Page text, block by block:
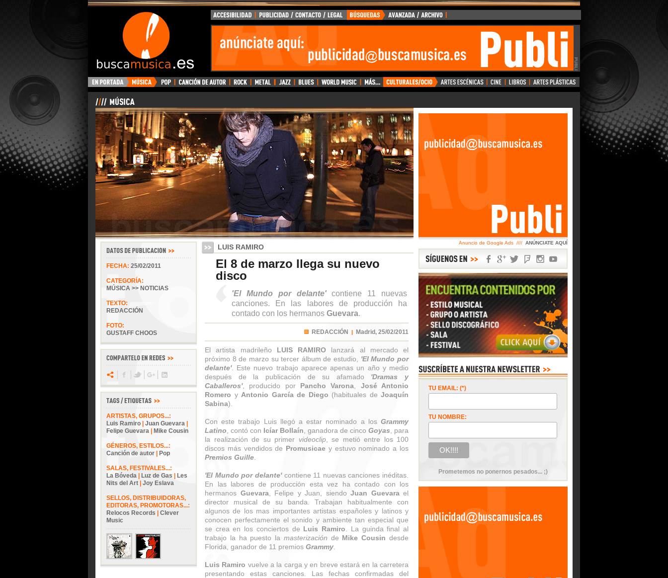
BuscaMusica.es
FECHA: 25/02/2011
CATEGORÍA:
MÚSICA >> NOTICIAS
TEXTO:
REDACCIÓN
FOTO:
GUSTAFF CHOOS
ARTISTAS, GRUPOS...:
Luis Ramiro
Juan Guevara
Felipe Guevara
Mike Cousin
GÉNEROS, ESTILOS...:
Canción de autor
Pop
SALAS, FESTIVALES...:
La Bóveda
Luz de Gas
Les
Nits del Art
Joy Eslava
SELLOS, DISTRIBUIDORAS,
EDITORAS, PROMOTORAS...:
Relocos Records
Clever
Music
LUIS RAMIRO
El 8 de marzo llega su nuevo
disco
'El Mundo por delante'contiene 11 nuevas
canciones. En las labores de producción ha
contado con los hermanos Guevara.
REDACCIÓN | Madrid, 25/02/2011
El artista madrileño LUIS RAMIRO lanzará al mercado el
próximo 8 de marzo su tercer álbum de estudio, 'El Mundo por
delante'. Este nuevo trabajo aparece apenas un año y medio
después de la publicación de su afamado 'Dramas y
Caballeros', producido por Pancho Varona
José Antonio
Romero y Antonio García de Diego (habituales de Joaquín
Sabina).
Con este trabajo Luis llegó a estar nominado a los Grammy
Latino , contó con Icíar Bollaín , ganadora de cinco Goyas , para
la realización de su primer videoclip, se metió entre los 100
discos más vendidos de Promusicae y estuvo nominado a los
Premios Guille
'El Mundo por delante'contiene 11 nuevas canciones inéditas.
En las labores de producción esta vez ha contado con los
hermanos Guevara, Felipe y Juan, siendo Juan Guevarael
director musical de su banda. Trabajan habitualmente con
algunos de los mas importantes artistas españoles y latinos y
conocen perfectamente el sonido y ambiente tan especial que
se crea en los conciertos de Luis Ramiro . La guinda final al
trabajo la ha puesto la masterización de Mike Cousin desde
Florida, ganador de 11 premios Grammy
Luis Ramiro vuelve a la carga y en breve estará en la carretera
presentando estas canciones. Las fechas confirmadas del
Anuncio de Google Ads //// ANÚNCIATE AQUÍ
TU EMAIL: (*)
TU NOMBRE:
Prometemos no ponernos pesados... ;)